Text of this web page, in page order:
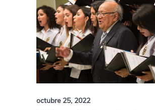
octubre 25, 2022